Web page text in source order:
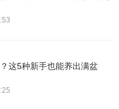
这5种新手也能养出满盆